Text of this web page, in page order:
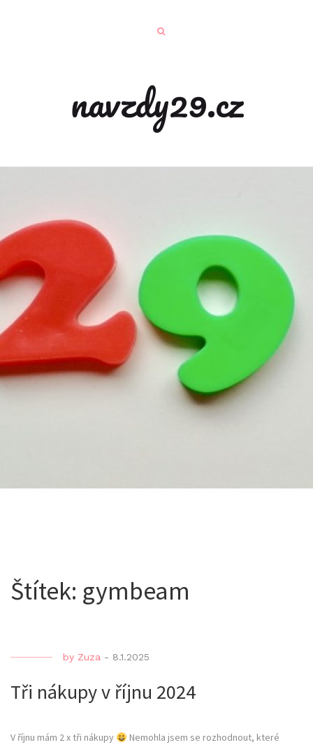
navzdy29.cz
Štítek: gymbeam
by Zuza - 8.1.2025
Tři nákupy v říjnu 2024
V říjnu mám 2 x tři nákupy
Nemohla jsem se rozhodnout, které